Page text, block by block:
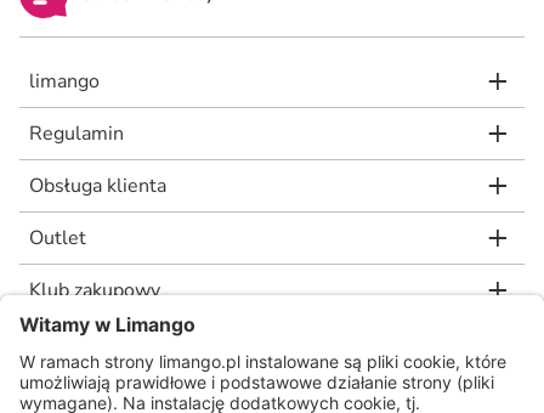
limango
Regulamin
Obsługa klienta
Outlet
Klub zakupowy